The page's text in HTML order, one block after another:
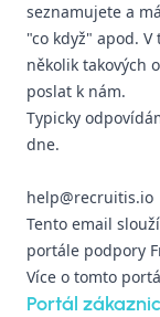
seznamujete a
"co když" apod.
několik takových
poslat k nám.
Typicky
dne.
help@recruitis.io
Tento email
portále podpory
Více o tomto
Portál